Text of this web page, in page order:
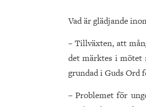
Vad är glädjande
– Tillväxten, att
det märktes i mötet
grundad i Guds Ord
– Problemet för